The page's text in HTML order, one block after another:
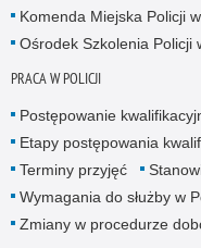
Komenda Miejska Policji
Ośrodek Szkolenia Policji
PRACA W POLICJI
Postępowanie
Etapy postępowania
Terminy przyjęć
Wymagania do służby w
Zmiany w procedurze